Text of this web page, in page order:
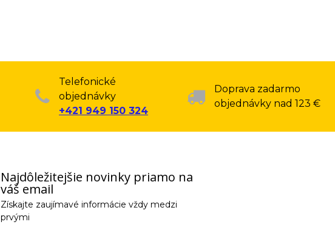
Telefonické
objednávky
+421 949 150 324
Doprava zadarmo
objednávky nad 123 €
Najdôležitejšie novinky priamo na
váš email
Získajte zaujímavé informácie vždy medzi
prvými